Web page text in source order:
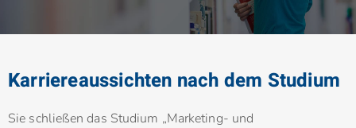
Karriereaussichten nach dem Studium
Sie schließen das Studium „Marketing- und